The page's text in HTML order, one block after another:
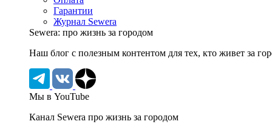
Гарантии
Журнал Sewera
Sewera: про жизнь за городом
Наш блог c полезным контентом для тех, кто живет за
Мы в YouTube
Канал Sewera про жизнь за городом